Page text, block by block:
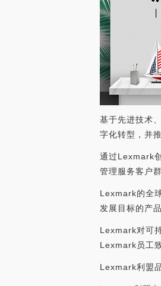
基于先进技术
字化转型，并
通过Lexmark
管理服务客户
Lexmark的全
发展目标的产
Lexmark对可
Lexmark员工
Lexmark利盟